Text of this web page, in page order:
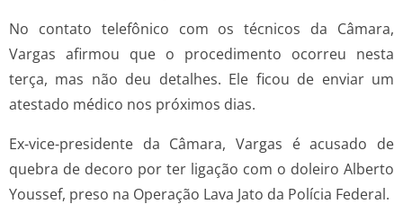
No contato telefônico com os técnicos da Câmara,
Vargas afirmou que o procedimento ocorreu nesta
terça, mas não deu detalhes. Ele ficou de enviar um
atestado médico nos próximos dias.
Ex-vice-presidente da Câmara, Vargas é acusado de
quebra de decoro por ter ligação com o doleiro Alberto
Youssef, preso na Operação Lava Jato da Polícia Federal.